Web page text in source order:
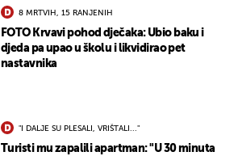
8 MRTVIH, 15 RANJENIH
FOTO Krvavi pohod dječaka: Ubio baku i
djeda pa upao u školu i likvidirao pet
nastavnika
"I DALJE SU PLESALI, VRIŠTALI..."
Turisti mu zapalili apartman: "U 30 minuta